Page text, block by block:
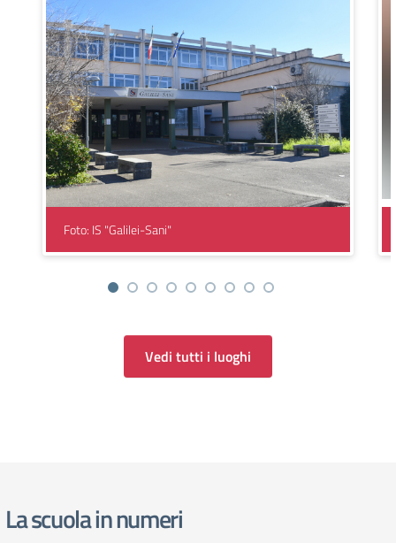
Foto: IS "Galilei-Sani"
Vedi tutti i luoghi
La scuola in numeri